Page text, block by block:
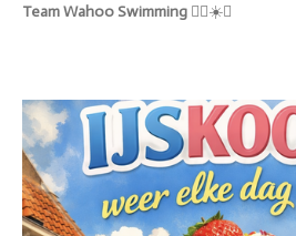
Team Wahoo Swimming 🏊‍♂️☀️🍦